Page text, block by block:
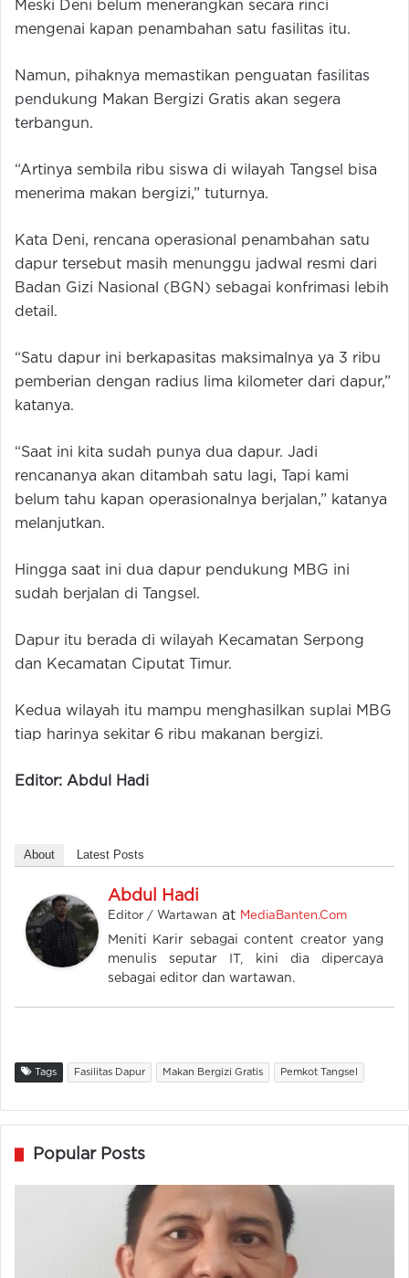
Meski Deni belum menerangkan secara rinci
mengenai kapan penambahan satu fasilitas itu.
Namun, pihaknya memastikan penguatan fasilitas
pendukung Makan Bergizi Gratis akan segera
terbangun.
“Artinya sembila ribu siswa di wilayah Tangsel bisa
menerima makan bergizi,” tuturnya.
Kata Deni, rencana operasional penambahan satu
dapur tersebut masih menunggu jadwal resmi dari
Badan Gizi Nasional (BGN) sebagai konfrimasi lebih
detail.
“Satu dapur ini berkapasitas maksimalnya ya 3 ribu
pemberian dengan radius lima kilometer dari dapur,”
katanya.
“Saat ini kita sudah punya dua dapur. Jadi
rencananya akan ditambah satu lagi, Tapi kami
belum tahu kapan operasionalnya berjalan,” katanya
melanjutkan.
Hingga saat ini dua dapur pendukung MBG ini
sudah berjalan di Tangsel.
Dapur itu berada di wilayah Kecamatan Serpong
dan Kecamatan Ciputat Timur.
Kedua wilayah itu mampu menghasilkan suplai MBG
tiap harinya sekitar 6 ribu makanan bergizi.
Editor: Abdul Hadi
About Latest Posts
Abdul Hadi
Editor / Wartawan at MediaBanten.Com
Meniti Karir sebagai content creator yang
menulis seputar IT, kini dia dipercaya
sebagai editor dan wartawan.
Tags Fasilitas Dapur Makan Bergizi Gratis Pemkot Tangsel
Popular Posts